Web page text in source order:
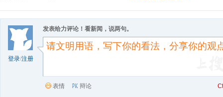
登录/注册
发表给力评论！看新闻，说两句。
表情 辩论